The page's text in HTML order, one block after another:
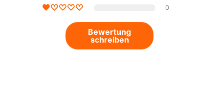
0
Bewertung
schreiben